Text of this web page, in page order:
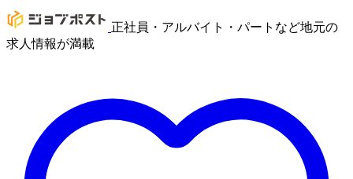
正社員・アルバイト・パートなど地元の
求人情報が満載